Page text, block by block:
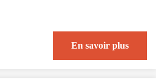
En savoir plus